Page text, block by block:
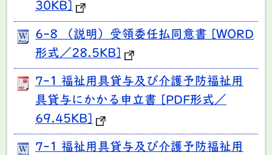
30KB]
6-8 （説明）受領委任払同意書 [WORD
形式／28.5KB]
7-1 福祉用具貸与及び介護予防福祉用
具貸与にかかる申立書 [PDF形式／
69.45KB]
7-1 福祉用具貸与及び介護予防福祉用